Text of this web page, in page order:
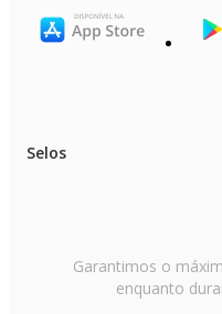
Selos
Garantimos o
enquanto